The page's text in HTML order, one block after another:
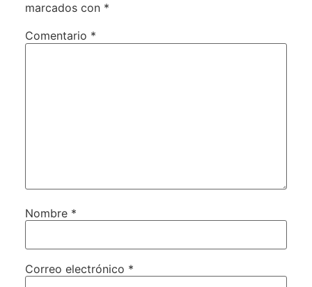
marcados con *
Comentario *
Nombre *
Correo electrónico *